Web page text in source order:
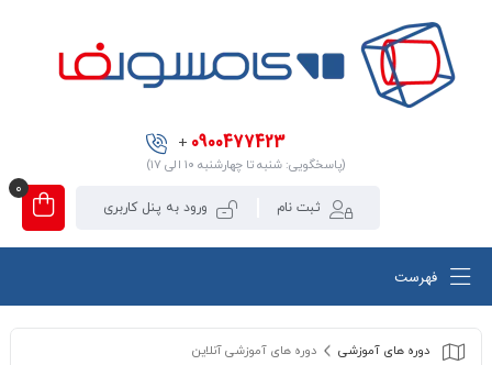
0900477423
+
(پاسخگویی: شنبه تا چهارشنبه ۱۰ الی ۱۷)
ثبت نام ورود به پنل کاربری
0
فهرست
دوره های آموزشی دوره های آموزشی آنلاین